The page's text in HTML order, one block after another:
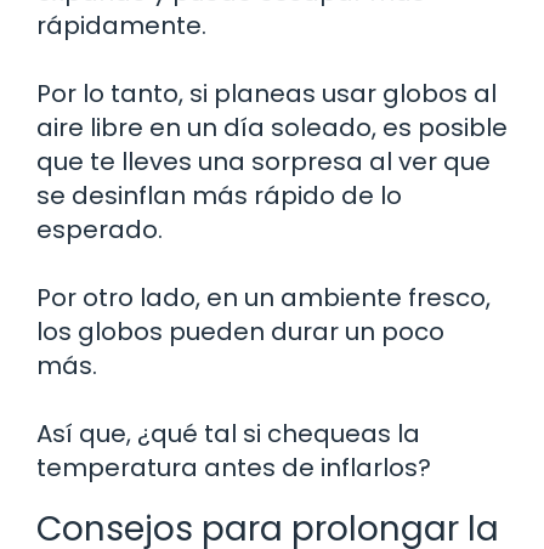
rápidamente.
Por lo tanto, si planeas usar globos al
aire libre en un día soleado, es posible
que te lleves una sorpresa al ver que
se desinflan más rápido de lo
esperado.
Por otro lado, en un ambiente fresco,
los globos pueden durar un poco
más.
Así que, ¿qué tal si chequeas la
temperatura antes de inflarlos?
Consejos para prolongar la